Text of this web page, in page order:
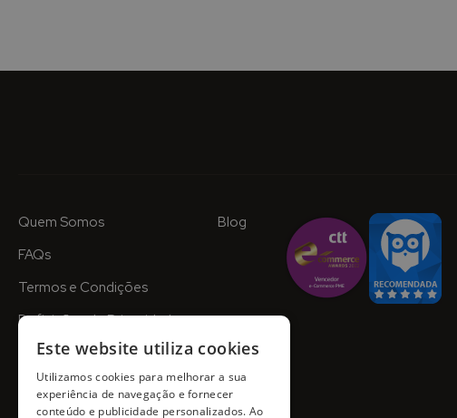
Quem Somos
FAQs
Termos e Condições
Definições de Privacidade
Blog
Este website utiliza cookies
Utilizamos cookies para melhorar a sua
experiência de navegação e fornecer
conteúdo e publicidade personalizados. Ao